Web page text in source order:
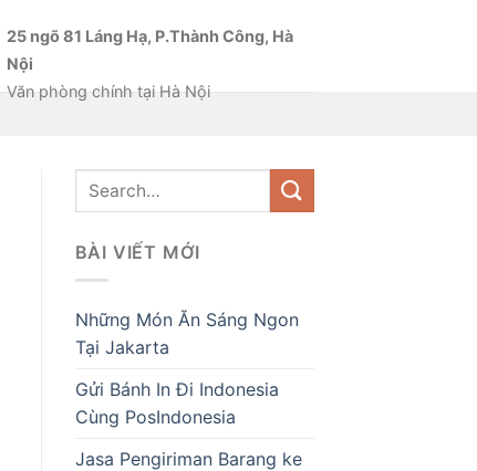
25 ngõ 81 Láng Hạ, P.Thành Công, Hà
Nội
Văn phòng chính tại Hà Nội
BÀI VIẾT MỚI
Những Món Ăn Sáng Ngon
Tại Jakarta
Gửi Bánh In Đi Indonesia
Cùng PosIndonesia
Jasa Pengiriman Barang ke